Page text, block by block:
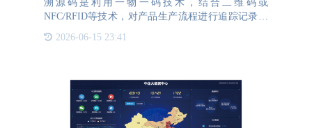
溯源码是利用一物一码技术，结合二维码或
NFC/RFID等技术，对产品生产流程进行追踪记录的
标识。溯源码一物一码技术通过与生产线上的物品关
联，配合后期的商品溯源系统，实现从原材料到销售
2026-06-15 23:41